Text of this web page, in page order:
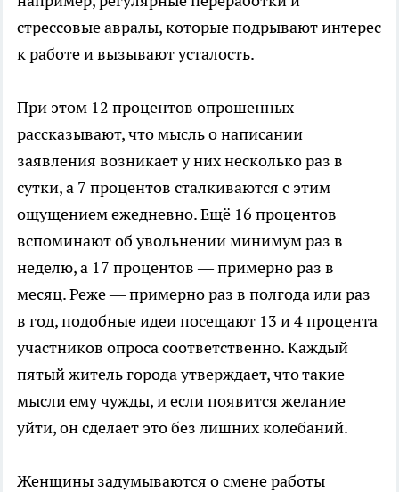
стрессовые авралы, которые подрывают интерес
к работе и вызывают усталость.
При этом 12 процентов опрошенных
рассказывают, что мысль о написании
заявления возникает у них несколько раз в
сутки, а 7 процентов сталкиваются с этим
ощущением ежедневно. Ещё 16 процентов
вспоминают об увольнении минимум раз в
неделю, а 17 процентов — примерно раз в
месяц. Реже — примерно раз в полгода или раз
в год, подобные идеи посещают 13 и 4 процента
участников опроса соответственно. Каждый
пятый житель города утверждает, что такие
мысли ему чужды, и если появится желание
уйти, он сделает это без лишних колебаний.
Женщины задумываются о смене работы